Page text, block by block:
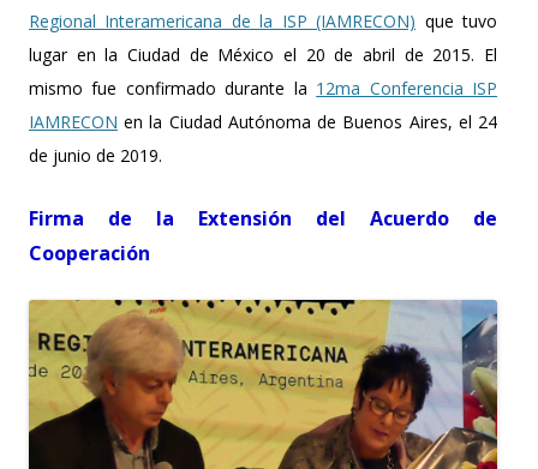
Regional Interamericana de la ISP (IAMRECON) que tuvo
lugar en la Ciudad de México el 20 de abril de 2015. El
mismo fue confirmado durante la 12ma Conferencia ISP
IAMRECON en la Ciudad Autónoma de Buenos Aires, el 24
de junio de 2019.
Firma de la Extensión del Acuerdo de
Cooperación